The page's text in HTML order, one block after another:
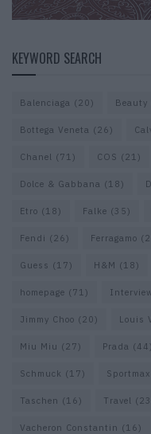
KEYWORD SEARCH
Balenciaga (20) Beauty
Bottega Veneta (26)
Chanel (71) COS (21)
Dolce & Gabbana (18)
Etro (18) Falke (35)
Fendi (26) Ferragamo
Guess (17) H&M (18)
homepage (71)
Jimmy Choo (20) Louis
Miu Miu (27) Prada (44)
Schmuck (17) Sportmax
Taschen (16) Travel
Vacheron Constantin (16)